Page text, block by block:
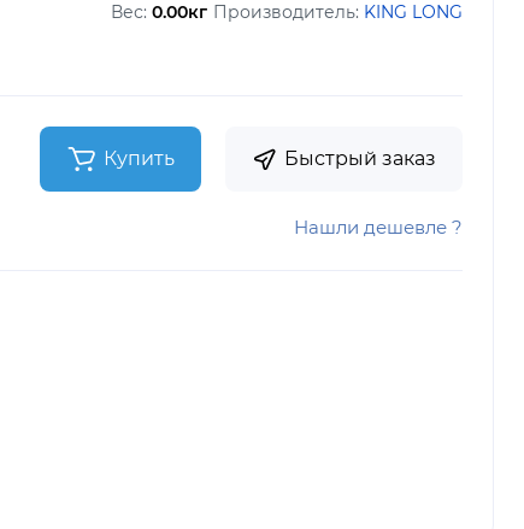
Производитель: KING LONG
Вес: 0.00кг
Купить Быстрый заказ
Нашли дешевле ?